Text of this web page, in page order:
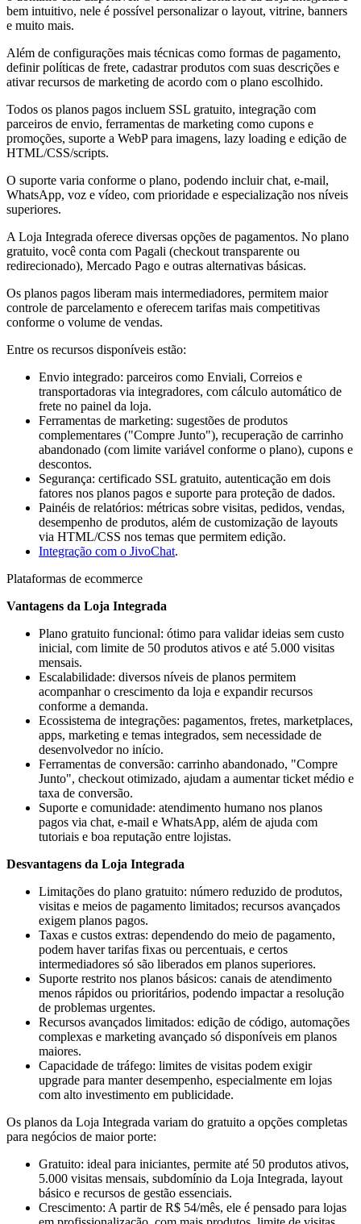
bem intuitivo, nele é possível personalizar o layout, vitrine, banners
e muito mais.
Além de configurações mais técnicas como formas de pagamento,
definir políticas de frete, cadastrar produtos com suas descrições e
ativar recursos de marketing de acordo com o plano escolhido.
Todos os planos pagos incluem SSL gratuito, integração com
parceiros de envio, ferramentas de marketing como cupons e
promoções, suporte a WebP para imagens, lazy loading e edição de
HTML/CSS/scripts.
O suporte varia conforme o plano, podendo incluir chat, e-mail,
WhatsApp, voz e vídeo, com prioridade e especialização nos níveis
superiores.
A Loja Integrada oferece diversas opções de pagamentos. No plano
gratuito, você conta com Pagali (checkout transparente ou
redirecionado), Mercado Pago e outras alternativas básicas.
Os planos pagos liberam mais intermediadores, permitem maior
controle de parcelamento e oferecem tarifas mais competitivas
conforme o volume de vendas.
Entre os recursos disponíveis estão:
Envio integrado: parceiros como Enviali, Correios e
transportadoras via integradores, com cálculo automático de
frete no painel da loja.
Ferramentas de marketing: sugestões de produtos
complementares ("Compre Junto"), recuperação de carrinho
abandonado (com limite variável conforme o plano), cupons e
descontos.
Segurança: certificado SSL gratuito, autenticação em dois
fatores nos planos pagos e suporte para proteção de dados.
Painéis de relatórios: métricas sobre visitas, pedidos, vendas,
desempenho de produtos, além de customização de layouts
via HTML/CSS nos temas que permitem edição.
Integração com o JivoChat.
Plataformas de ecommerce
Vantagens da Loja Integrada
Plano gratuito funcional: ótimo para validar ideias sem custo
inicial, com limite de 50 produtos ativos e até 5.000 visitas
mensais.
Escalabilidade: diversos níveis de planos permitem
acompanhar o crescimento da loja e expandir recursos
conforme a demanda.
Ecossistema de integrações: pagamentos, fretes, marketplaces,
apps, marketing e temas integrados, sem necessidade de
desenvolvedor no início.
Ferramentas de conversão: carrinho abandonado, "Compre
Junto", checkout otimizado, ajudam a aumentar ticket médio e
taxa de conversão.
Suporte e comunidade: atendimento humano nos planos
pagos via chat, e-mail e WhatsApp, além de ajuda com
tutoriais e boa reputação entre lojistas.
Desvantagens da Loja Integrada
Limitações do plano gratuito: número reduzido de produtos,
visitas e meios de pagamento limitados; recursos avançados
exigem planos pagos.
Taxas e custos extras: dependendo do meio de pagamento,
podem haver tarifas fixas ou percentuais, e certos
intermediadores só são liberados em planos superiores.
Suporte restrito nos planos básicos: canais de atendimento
menos rápidos ou prioritários, podendo impactar a resolução
de problemas urgentes.
Recursos avançados limitados: edição de código, automações
complexas e marketing avançado só disponíveis em planos
maiores.
Capacidade de tráfego: limites de visitas podem exigir
upgrade para manter desempenho, especialmente em lojas
com alto investimento em publicidade.
Os planos da Loja Integrada variam do gratuito a opções completas
para negócios de maior porte:
Gratuito: ideal para iniciantes, permite até 50 produtos ativos,
5.000 visitas mensais, subdomínio da Loja Integrada, layout
básico e recursos de gestão essenciais.
Crescimento: A partir de R$ 54/mês, ele é pensado para lojas